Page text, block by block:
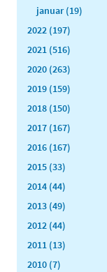
januar (19)
2022 (197)
2021 (516)
2020 (263)
2019 (159)
2018 (150)
2017 (167)
2016 (167)
2015 (33)
2014 (44)
2013 (49)
2012 (44)
2011 (13)
2010 (7)